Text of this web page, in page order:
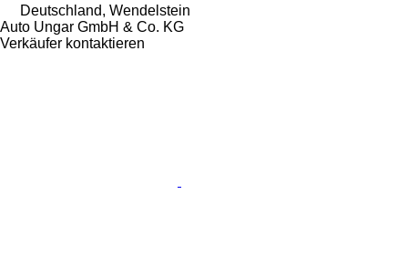
Deutschland, Wendelstein
Auto Ungar GmbH & Co. KG
Verkäufer kontaktieren